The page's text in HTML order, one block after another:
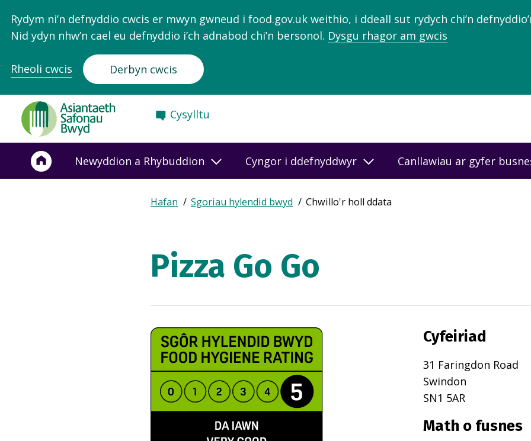
Rydym ni’n defnyddio cwcis er mwyn gwneud i food.gov.uk weithio, i ddeall sut rydych chi’n
Nid ydyn nhw’n cael eu defnyddio i’ch adnabod chi’n bersonol. Dysgu rhagor am gwcis
Rheoli cwcis Derbyn cwcis
Food
Standards
Agency
Frontpage
Cysylltu
Newyddion a Rhybuddion Cyngor i ddefnyddwyr Canllawiau ar gyfer
Breadcrumb
Expand
breadcrumb
Hafan Sgoriau hylendid bwyd Chwillo'r holl ddata
Pizza Go Go
Cyfeiriad
31 Faringdon Road
Swindon
SN1 5AR
Math o fusnes